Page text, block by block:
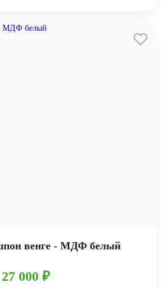
венге - МДФ белый
27 000 ₽